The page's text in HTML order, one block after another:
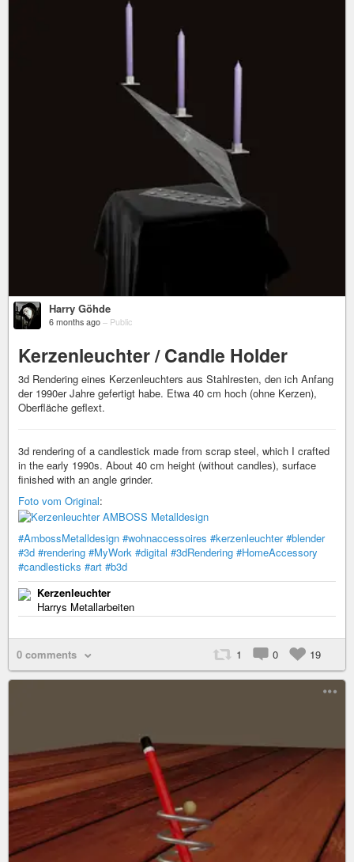
Harry Göhde
6 months ago – Public
Kerzenleuchter / Candle Holder
3d Rendering eines Kerzenleuchters aus Stahlresten, den ich Anfang
der 1990er Jahre gefertigt habe. Etwa 40 cm hoch (ohne Kerzen),
Oberfläche geflext.
3d rendering of a candlestick made from scrap steel, which I crafted
in the early 1990s. About 40 cm height (without candles), surface
finished with an angle grinder.
Foto vom Original:
#AmbossMetalldesign #wohnaccessoires #kerzenleuchter #blender
#3d #rendering #MyWork #digital #3dRendering #HomeAccessory
#candlesticks #art #b3d
Kerzenleuchter
Harrys Metallarbeiten
0 comments 1 0 19